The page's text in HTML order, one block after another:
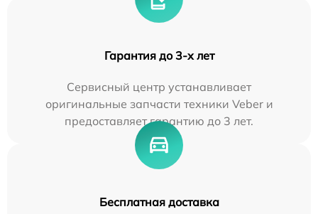
Гарантия до 3-х лет
Сервисный центр устанавливает
оригинальные запчасти техники Veber и
предоставляет гарантию до 3 лет.
Бесплатная доставка